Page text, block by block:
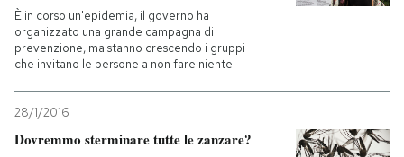
I MIEI PREFERITI
SHOP
CALENDARIO
È in corso un'epidemia, il governo ha
organizzato una grande campagna di
prevenzione, ma stanno crescendo i gruppi
che invitano le persone a non fare niente
28/1/2016
Dovremmo sterminare tutte le zanzare?